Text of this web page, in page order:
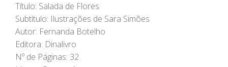
Título: Salada de Flores
Subtítulo: Ilustrações de Sara Simões
Autor: Fernanda Botelho
Editora: Dinalivro
Nº de Páginas: 32